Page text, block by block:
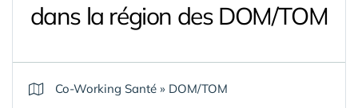
dans la région des DOM/TOM
Co-Working Santé » DOM/TOM